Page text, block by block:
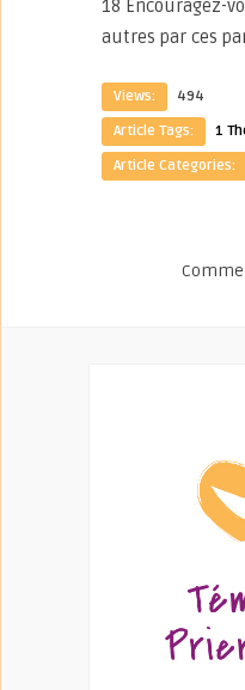
18 Encouragez-
autres par ces
Views:
494
Article Tags:
1
Article Categories: